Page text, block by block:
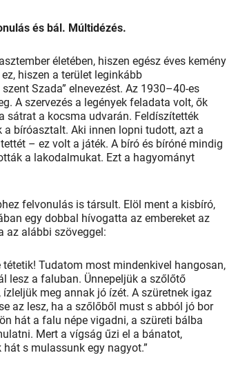
és bál. Múltidézés.
életében, hiszen egész éves kemény
hiszen a terület leginkább
Szada” elnevezést. Az 1930–40-es
A szervezés a legények feladata volt, ők
sátrat a kocsma udvarán. Feldíszítették
bíróasztalt. Aki innen lopni tudott, azt a
– ez volt a játék. A bíró és bíróné mindig
a lakodalmukat. Ezt a hagyományt
felvonulás is társult. Elöl ment a kisbíró,
egy dobbal hívogatta az embereket az
az alábbi szöveggel:
tétetik! Tudatom most mindenkivel hangosan,
lesz a faluban. Ünnepeljük a szőlőtő
ízleljük meg annak jó ízét. A szüretnek igaz
az lesz, ha a szőlőből must s abból jó bor
hát a falu népe vigadni, a szüreti bálba
Mert a vígság űzi el a bánatot,
hát s mulassunk egy nagyot.”